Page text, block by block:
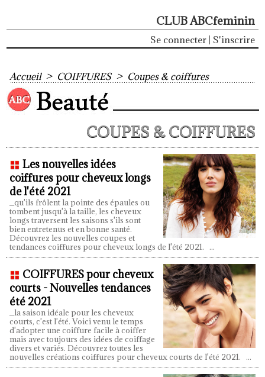
CLUB ABCfeminin
Se connecter S'inscrire
Accueil > COIFFURES > Coupes & coiffures
COUPES & COIFFURES
Les nouvelles idées
coiffures pour cheveux longs
de l'été 2021
_qu'ils frôlent la pointe des épaules ou
tombent jusqu'à la taille, les cheveux
longs traversent les saisons s'ils sont
bien entretenus et en bonne santé.
Découvrez les nouvelles coupes et
tendances coiffures pour cheveux longs de l'été 2021. ...
COIFFURES pour cheveux
courts - Nouvelles tendances
été 2021
_la saison idéale pour les cheveux
courts, c'est l'été. Voici venu le temps
d'adopter une coiffure facile à coiffer
mais avec toujours des idées de coiffage
divers et variés. Découvrez toutes les
nouvelles créations coiffures pour cheveux courts de l'été 2021. ...